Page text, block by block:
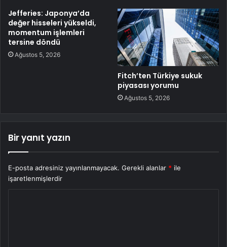
Jefferies: Japonya’da
değer hisseleri yükseldi,
momentum işlemleri
tersine döndü
Ağustos 5, 2026
Fitch’ten Türkiye sukuk
piyasası yorumu
Ağustos 5, 2026
Bir yanıt yazın
E-posta adresiniz yayınlanmayacak. Gerekli alanlar * ile
işaretlenmişlerdir